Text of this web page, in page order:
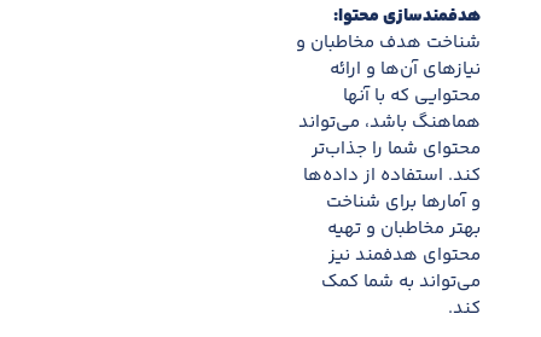
هدفمندسازی محتوا:
شناخت هدف مخاطبان و
نیازهای آن‌ها و ارائه
محتوایی که با آنها
هماهنگ باشد، می‌تواند
محتوای شما را جذاب‌تر
کند. استفاده از داده‌ها
و آمارها برای شناخت
بهتر مخاطبان و تهیه
محتوای هدفمند نیز
می‌تواند به شما کمک
کند.